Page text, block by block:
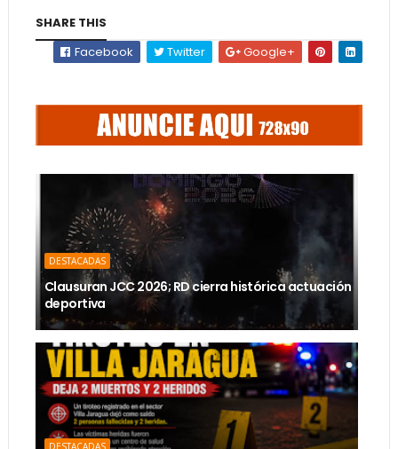
SHARE THIS
Facebook
Twitter Google+
DESTACADAS
Clausuran JCC 2026; RD cierra histórica actuación
deportiva
DESTACADAS